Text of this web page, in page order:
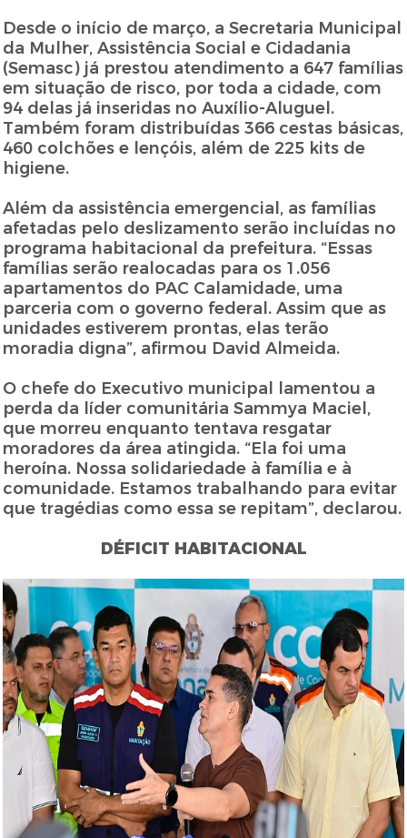
Desde o início de março, a Secretaria Municipal
da Mulher, Assistência Social e Cidadania
(Semasc) já prestou atendimento a 647 famílias
em situação de risco, por toda a cidade, com
94 delas já inseridas no Auxílio-Aluguel.
Também foram distribuídas 366 cestas básicas,
460 colchões e lençóis, além de 225 kits de
higiene.
Além da assistência emergencial, as famílias
afetadas pelo deslizamento serão incluídas no
programa habitacional da prefeitura. “Essas
famílias serão realocadas para os 1.056
apartamentos do PAC Calamidade, uma
parceria com o governo federal. Assim que as
unidades estiverem prontas, elas terão
moradia digna”, afirmou David Almeida.
O chefe do Executivo municipal lamentou a
perda da líder comunitária Sammya Maciel,
que morreu enquanto tentava resgatar
moradores da área atingida. “Ela foi uma
heroína. Nossa solidariedade à família e à
comunidade. Estamos trabalhando para evitar
que tragédias como essa se repitam”, declarou.
DÉFICIT HABITACIONAL